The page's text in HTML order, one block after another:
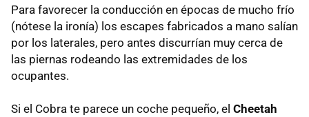
Para favorecer la conducción en épocas de mucho frío
(nótese la ironía) los escapes fabricados a mano salían
por los laterales, pero antes discurrían muy cerca de
las piernas rodeando las extremidades de los
ocupantes.
Si el Cobra te parece un coche pequeño, el Cheetah